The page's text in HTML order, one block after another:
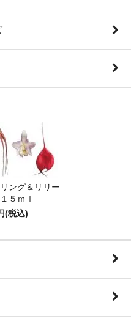
ング＆リリー
５ｍｌ
(税込)